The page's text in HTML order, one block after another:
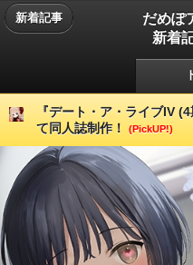
新着記事
だめぽ
新着
『デート・ア・ライブIV
て同人誌制作！
(PickUP!)